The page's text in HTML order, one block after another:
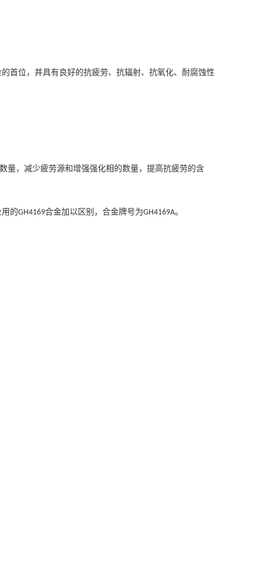
首位，并具有良好的抗疲劳、抗辐射、抗氧化、耐腐蚀性
量，减少疲劳源和增强强化相的数量，提高抗疲劳的含
的GH4169合金加以区别，合金牌号为GH4169A。